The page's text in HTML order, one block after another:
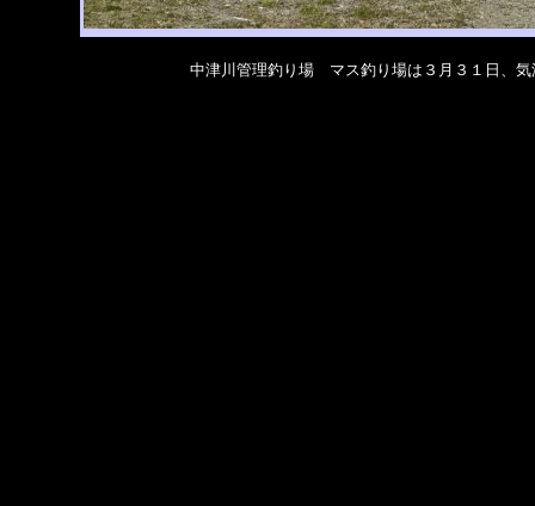
中津川管理釣り場 マス釣り場は３月３１日、